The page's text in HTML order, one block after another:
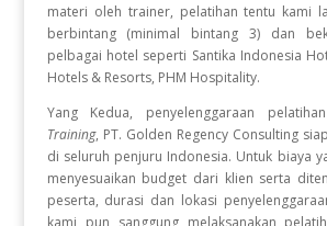
materi oleh trainer, pelatihan tentu kami
berbintang (minimal bintang 3) dan
pelbagai hotel seperti Santika Indonesia
Hotels & Resorts, PHM Hospitality.
Yang Kedua, penyelenggaraan
Training, PT. Golden Regency Consulting
di seluruh penjuru Indonesia. Untuk biaya
menyesuaikan budget dari klien serta
peserta, durasi dan lokasi
kami pun sanggung melaksanakan